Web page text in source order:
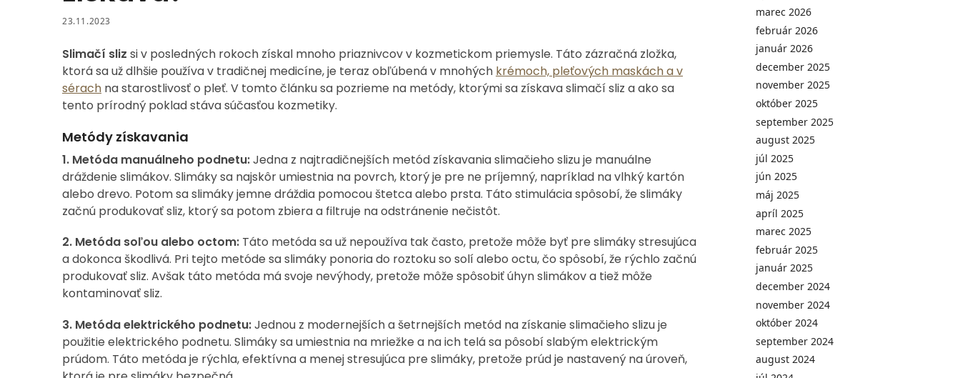
23.11.2023
Slimačí sliz si v posledných rokoch získal mnoho priaznivcov v kozmetickom priemysle. Táto zázračná zložka,
ktorá sa už dlhšie používa v tradičnej medicíne, je teraz obľúbená v mnohých krémoch, pleťových maskách a v
sérach na starostlivosť o pleť. V tomto článku sa pozrieme na metódy, ktorými sa získava slimačí sliz a ako sa
tento prírodný poklad stáva súčasťou kozmetiky.
Metódy získavania
1. Metóda manuálneho podnetu:Jedna z najtradičnejších metód získavania slimačieho slizu je manuálne
dráždenie slimákov. Slimáky sa najskôr umiestnia na povrch, ktorý je pre ne príjemný, napríklad na vlhký kartón
alebo drevo. Potom sa slimáky jemne dráždia pomocou štetca alebo prsta. Táto stimulácia spôsobí, že slimáky
začnú produkovať sliz, ktorý sa potom zbiera a filtruje na odstránenie nečistôt.
2. Metóda soľou alebo octom: Táto metóda sa už nepoužíva tak často, pretože môže byť pre slimáky stresujúca
a dokonca škodlivá. Pri tejto metóde sa slimáky ponoria do roztoku so solí alebo octu, čo spôsobí, že rýchlo začnú
produkovať sliz. Avšak táto metóda má svoje nevýhody, pretože môže spôsobiť úhyn slimákov a tiež môže
kontaminovať sliz.
3. Metóda elektrického podnetu:Jednou z modernejších a šetrnejších metód na získanie slimačieho slizu je
použitie elektrického podnetu. Slimáky sa umiestnia na mriežke a na ich telá sa pôsobí slabým elektrickým
prúdom. Táto metóda je rýchla, efektívna a menej stresujúca pre slimáky, pretože prúd je nastavený na úroveň,
marec 2026
február 2026
január 2026
december 2025
november 2025
október 2025
september 2025
august 2025
júl 2025
jún 2025
máj 2025
apríl 2025
marec 2025
február 2025
január 2025
december 2024
november 2024
október 2024
september 2024
august 2024